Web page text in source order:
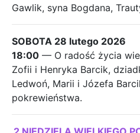
Gawlik, syna Bogdana,
SOBOTA 28 lutego 2026
18:00 — O radość życia
Zofii i Henryka Barcik,
Ledwoń, Marii i Józefa
pokrewieństwa.